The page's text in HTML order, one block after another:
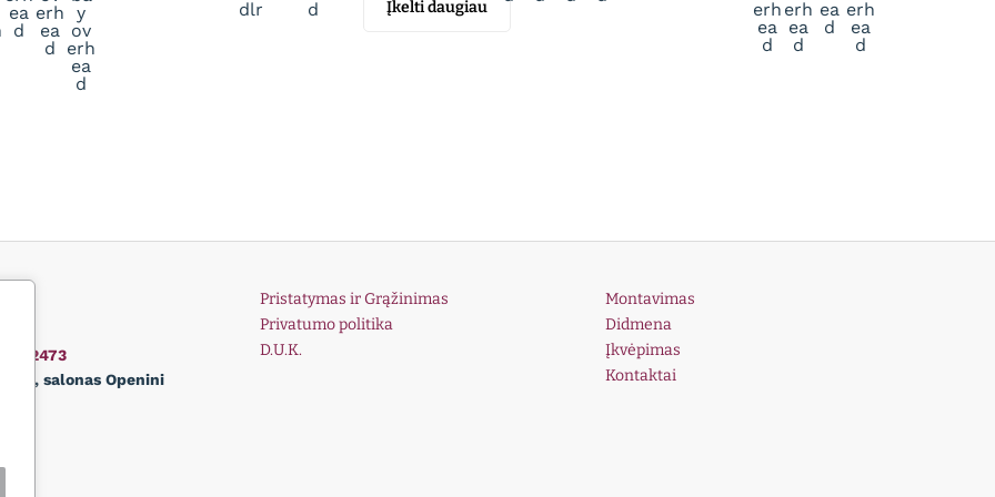
Įkelti daugiau
salonas Openini
Pristatymas ir Grąžinimas
Privatumo politika
D.U.K.
Montavimas
Didmena
Įkvėpimas
Kontaktai